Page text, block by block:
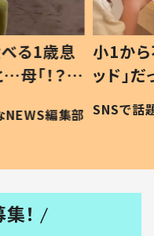
「ギフテ
チ給食”を
令和の親
なNEWS編集部
ひ孫
が、抱
「涙
い」
！